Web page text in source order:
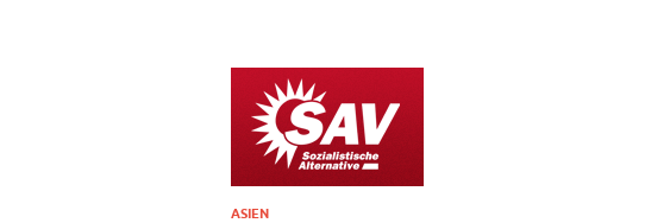
ASIEN